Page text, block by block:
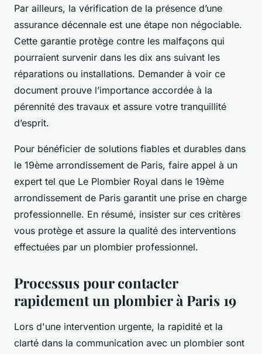
Par ailleurs, la vérification de la présence d’une
assurance décennale est une étape non négociable.
Cette garantie protège contre les malfaçons qui
pourraient survenir dans les dix ans suivant les
réparations ou installations. Demander à voir ce
document prouve l’importance accordée à la
pérennité des travaux et assure votre tranquillité
d’esprit.
Pour bénéficier de solutions fiables et durables dans
le 19ème arrondissement de Paris, faire appel à un
expert tel que Le Plombier Royal dans le 19ème
arrondissement de Paris garantit une prise en charge
professionnelle. En résumé, insister sur ces critères
vous protège et assure la qualité des interventions
effectuées par un plombier professionnel.
Processus pour contacter
rapidement un plombier à Paris 19
Lors d'une intervention urgente, la rapidité et la
clarté dans la communication avec un plombier sont